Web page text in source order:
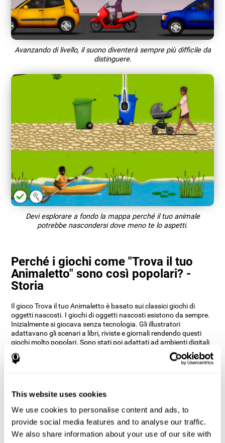
This website uses cookies
We use cookies to personalise content and ads, to
provide social media features and to analyse our traffic.
We also share information about your use of our site with
Avanzando di livello, il suono diventerà sempre più difficile da
distinguere.
Devi esplorare a fondo la mappa perché il tuo animale
potrebbe nascondersi dove meno te lo aspetti.
Perché i giochi come "Trova il tuo
Animaletto" sono così popolari? -
Storia
Il gioco Trova il tuo Animaletto è basato sui classici giochi di
oggetti nascosti. I giochi di oggetti nascosti esistono da sempre.
Inizialmente si giocava senza tecnologia. Gli illustratori
adattavano gli scenari a libri, riviste e giornali rendendo questi
giochi molto popolari. Sono stati poi adattati ad ambienti digitali
e virtuali con giochi come I-Spy Spooky Mansion di Scholastic
pubblicato nel 1999.
uditiva. Hanno colto l'opportunità di creare non solo un gioco che
nascosti, ma hanno anche introdotto un approccio moderno a
tali giochi. Trova il tuo Animaletto ti offre l'opportunità di allenare
la tua percezione spaziale e le tue abilità uditive mentre ti diverti
con i diversi scenari stimolanti del gioco.